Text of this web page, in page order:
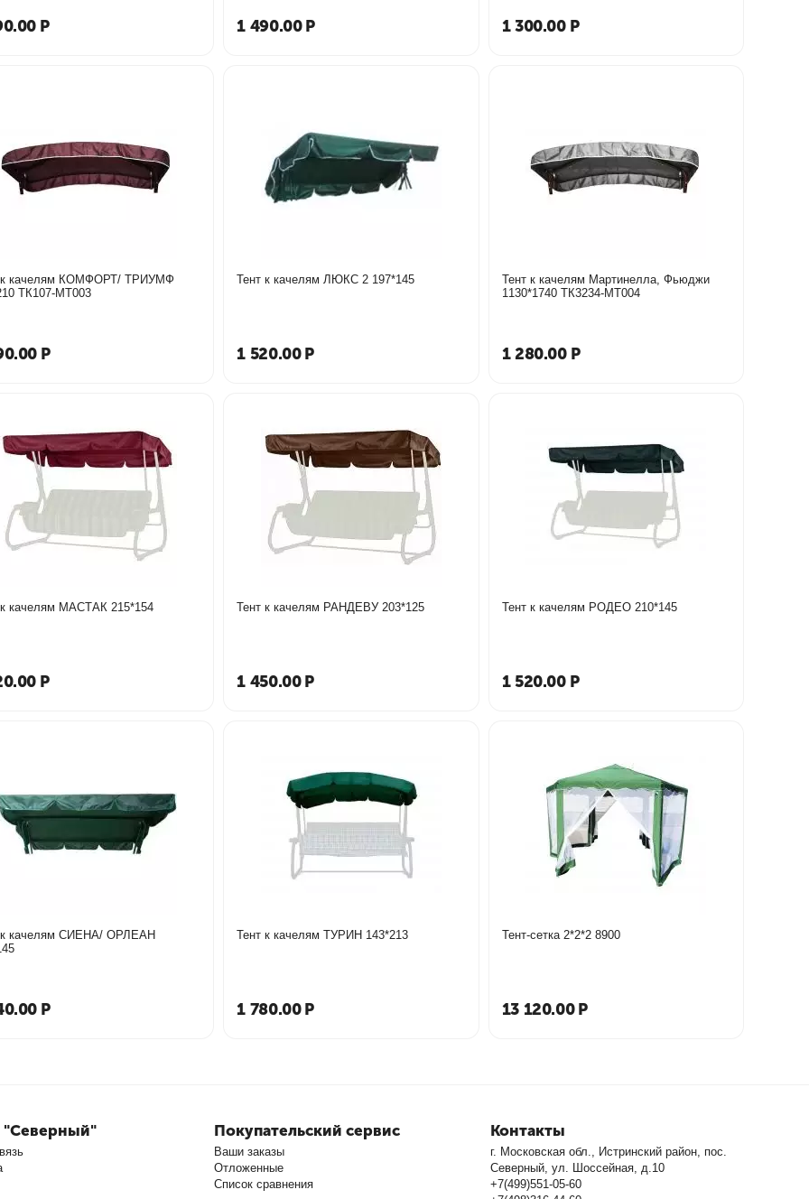
Р 1 490.00 Р 1 300.00 Р
к качелям КОМФОРТ/ ТРИУМФ
ТК107-МТ003
Р
Тент к качелям ЛЮКС 2 197*145
1 520.00 Р
Тент к качелям Мартинелла, Фьюджи
1130*1740 ТК3234-МТ004
1 280.00 Р
Тент к качелям МАСТАК 215*154
Р
Тент к качелям РАНДЕВУ 203*125
1 450.00 Р
Тент к качелям РОДЕО 210*145
1 520.00 Р
к качелям СИЕНА/ ОРЛЕАН
Р
Тент к качелям ТУРИН 143*213
1 780.00 Р
Тент-сетка 2*2*2 8900
13 120.00 Р
"Северный" Покупательский сервис
Ваши заказы
Отложенные
Список сравнения
Контакты
г. Московская обл., Истринский район, пос.
Северный, ул. Шоссейная, д.10
+7(499)551-05-60